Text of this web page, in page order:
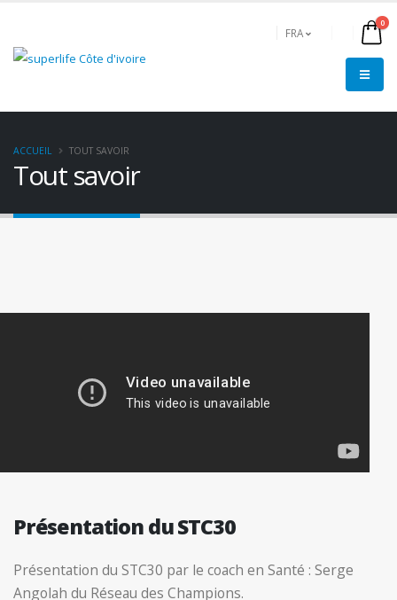
FRA
0
Tout savoir
ACCUEIL TOUT SAVOIR
Présentation du STC30
Présentation du STC30 par le coach en Santé : Serge
Angolah du Réseau des Champions.